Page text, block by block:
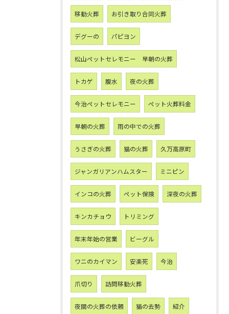
移動火葬 お引き取り合同火葬
デグーの パピヨン
松山ペットセレモニー 早朝の火葬
トカゲ 腹水 夜の火葬
今治ペットセレモニー ペット火葬料金
早朝の火葬 雨の中での火葬
うさぎの火葬 猫の火葬 久万高原町
ジャンガリアンハムスター ミニピン
インコの火葬 ペット保険 深夜の火葬
キンカチョウ トリミング
年末年始の営業 ビーグル
ワニのカイマン 安楽死 今治
爪切り 訪問移動火葬
夜間の火葬の依頼 猫の去勢 紹介